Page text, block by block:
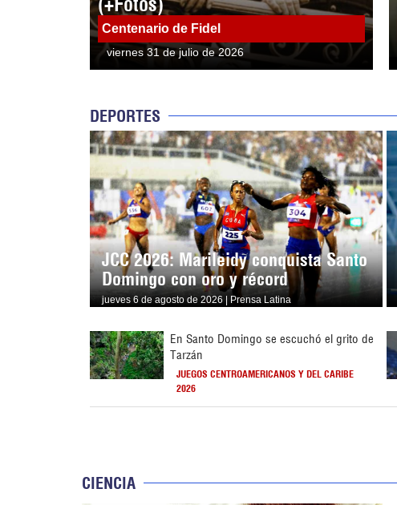
Centenario de Fidel
viernes 31 de julio de 2026
DEPORTES
JCC 2026: Marileidy conquista Santo
Domingo con oro y récord
jueves 6 de agosto de 2026 | Prensa Latina
En Santo Domingo se escuchó el grito de
Tarzán
JUEGOS CENTROAMERICANOS Y DEL CARIBE
2026
CIENCIA